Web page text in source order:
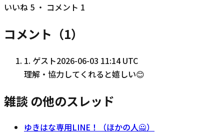
いいね 5 ・ コメント 1
コメント（1）
1. ゲスト2026-06-03 11:14 UTC
理解・協力してくれると嬉しい😊
雑談 の他のスレッド
ゆきはな専用LINE！（ほかの人🙅）